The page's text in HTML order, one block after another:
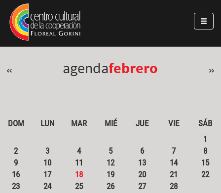
Pasar al contenido principal
Jump to main content
« agendafebrero »
DOM LUN MAR MIÉ JUE VIE
SÁB
1
2
3 4 5 6 7
8
9
10 11 12 13 14
15
16
17 18 19 20 21
22
23
24 25 26 27 28